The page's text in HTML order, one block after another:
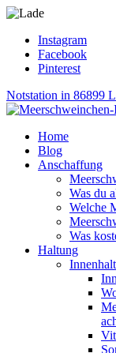
Instagram
Facebook
Pinterest
Notstation in 86899
Home
Blog
Anschaffung
Was du
Welche
Was
Haltung